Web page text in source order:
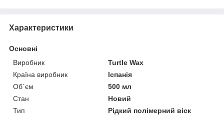
Характеристики
Основні
Виробник
Turtle Wax
Країна виробник
Іспанія
Об`єм
500 мл
Стан
Новий
Тип
Рідкий полімерний віск